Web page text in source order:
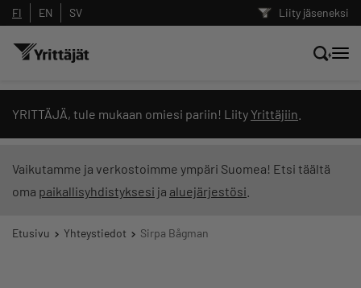
Liity jäseneksi
FI EN SV
YRITTÄJÄ, tule mukaan omiesi pariin! Liity Yrittäjiin
Vaikutamme ja verkostoimme ympäri Suomea! Etsi täältä
oma paikallisyhdistyksesi ja aluejärjestösi
Etusivu Yhteystiedot Sirpa Bågman
Yrittäjien tekoälyltä